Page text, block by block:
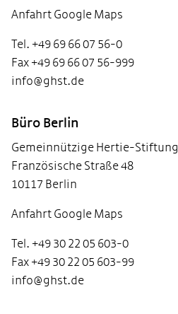
Anfahrt Google Maps
Tel. +49 69 66 07 56-0
Fax +49 69 66 07 56-999
info@ghst.de
Büro Berlin
Gemeinnützige Hertie-Stiftung
Französische Straße 48
10117 Berlin
Anfahrt Google Maps
Tel. +49 30 22 05 603-0
Fax +49 30 22 05 603-99
info@ghst.de